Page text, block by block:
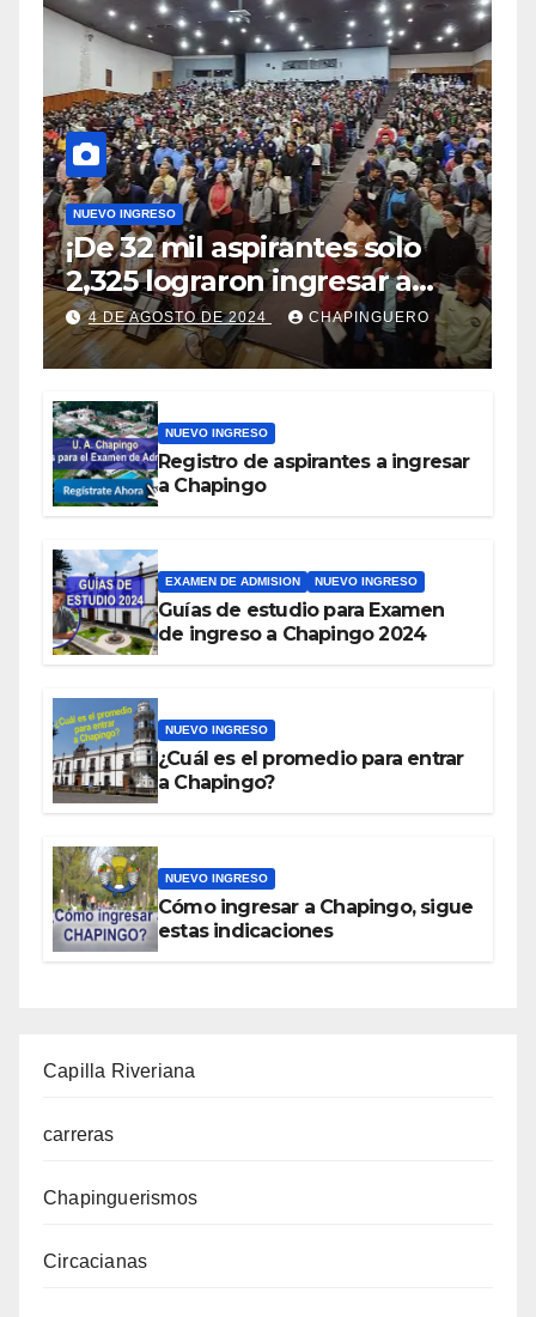
NUEVO INGRESO
¡De 32 mil aspirantes solo
2,325 lograron ingresar a
Chapingo!
4 DE AGOSTO DE 2024 CHAPINGUERO
NUEVO INGRESO
Registro de aspirantes a ingresar
a Chapingo
EXAMEN DE ADMISION NUEVO INGRESO
Guías de estudio para Examen
de ingreso a Chapingo 2024
NUEVO INGRESO
¿Cuál es el promedio para entrar
a Chapingo?
NUEVO INGRESO
Cómo ingresar a Chapingo, sigue
estas indicaciones
Capilla Riveriana
carreras
Chapinguerismos
Circacianas